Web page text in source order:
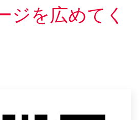
ジを広めてく